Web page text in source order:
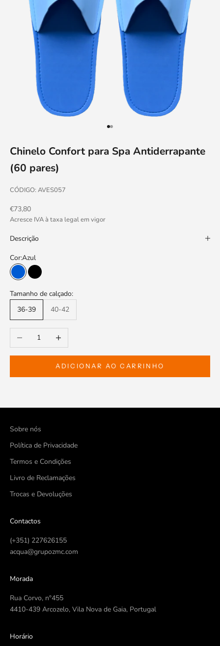
Ir para item 1
Ir para item 2
Chinelo Confort para Spa Antiderrapante
(60 pares)
CÓDIGO: AVES057
Preço promocional
€73,80
Acresce IVA à taxa legal em vigor
Descrição
Cor:Azul
Azul Preto
Tamanho de calçado:
36-39
40-42
Diminuir a quantidadeAumentar a quantidade
ADICIONAR AO CARRINHO
Sobre nós
Política de Privacidade
Termos e Condições
Livro de Reclamações
Trocas e Devoluções
Contactos
(+351) 227626155
acqua@grupozmc.com
Morada
Rua Corvo, nº455
4410-439 Arcozelo, Vila Nova de Gaia, Portugal
Horário